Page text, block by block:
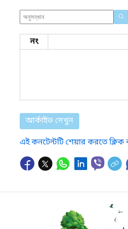
নং
আর্কাইভ দেখুন
এই কনটেন্টটি শেয়ার করতে